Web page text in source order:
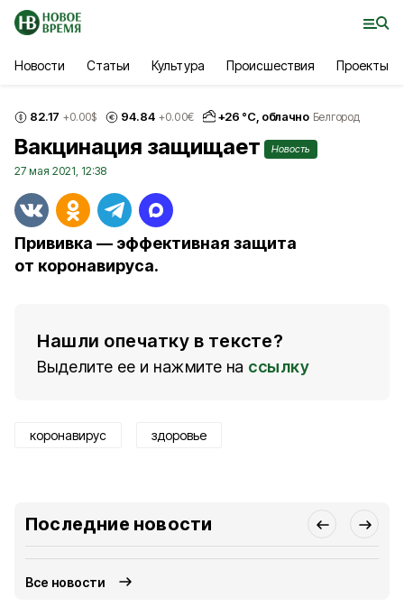
Новости Статьи Культура Происшествия Проекты
82.17 +0.00$ 94.84 +0.00€ +26 °С, облачно Белгород
Вакцинация защищает Новость
27 мая 2021, 12:38
Прививка — эффективная защита
от коронавируса.
Нашли опечатку в тексте?
Выделите ее и нажмите на ссылку
коронавирус здоровье
Последние новости
Все новости